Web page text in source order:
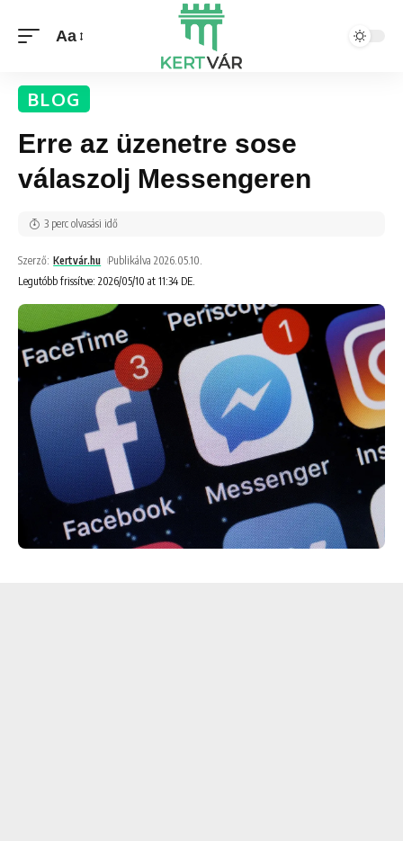
Aa
BLOG
Erre az üzenetre sose
válaszolj Messengeren
Legutóbb frissítve: 2026/05/10 at 11:34 DE.
Szerző: Kertvár.hu Publikálva 2026.05.10.
3 perc olvasási idő